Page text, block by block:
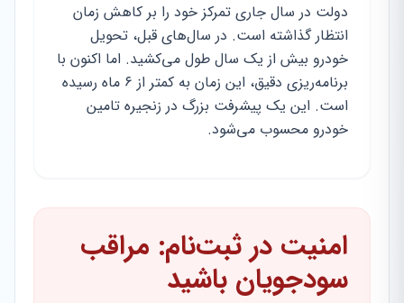
دولت در سال جاری تمرکز خود را بر کاهش زمان
انتظار گذاشته است. در سال‌های قبل، تحویل
خودرو بیش از یک سال طول می‌کشید. اما اکنون با
برنامه‌ریزی دقیق، این زمان به کمتر از ۶ ماه رسیده
است. این یک پیشرفت بزرگ در زنجیره تامین
خودرو محسوب می‌شود.
امنیت در ثبت‌نام: مراقب
سودجویان باشید